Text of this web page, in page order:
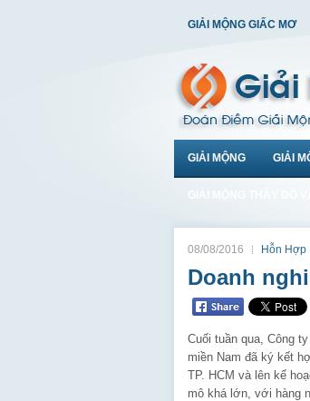
GIẢI MỘNG GIẤC MƠ
GIẢI MỘNG GIẢI
08/08/2016 Hỗn Hợp
Doanh
Cuối tuần qua, Công
miền Nam đã ký kết
TP. HCM và lên kế
mô khá lớn, với hàng